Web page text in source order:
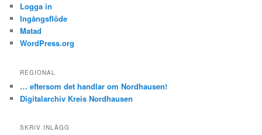
Logga in
Ingångsflöde
Matad
WordPress.org
REGIONAL
… eftersom det handlar om Nordhausen!
Digitalarchiv Kreis Nordhausen
SKRIV INLÄGG